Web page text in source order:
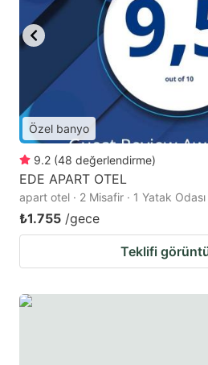
Özel banyo
9.2 (48 değerlendirme)
EDE APART OTEL
apart otel · 2 Misafir · 1 Yatak Odası
₺1.755 /gece
Teklifi